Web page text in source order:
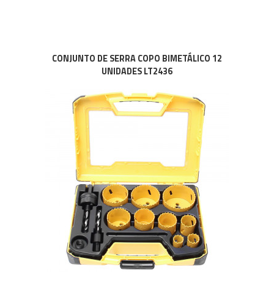
CONJUNTO DE SERRA COPO BIMETÁLICO 12
UNIDADES LT2436